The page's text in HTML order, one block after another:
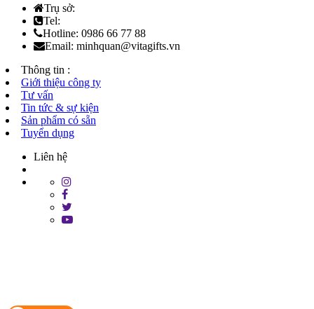
Trụ sở:
Tel:
Hotline: 0986 66 77 88
Email: minhquan@vitagifts.vn
Thông tin :
Giới thiệu công ty
Tư vấn
Tin tức & sự kiện
Sản phẩm có sẵn
Tuyển dụng
Liên hệ